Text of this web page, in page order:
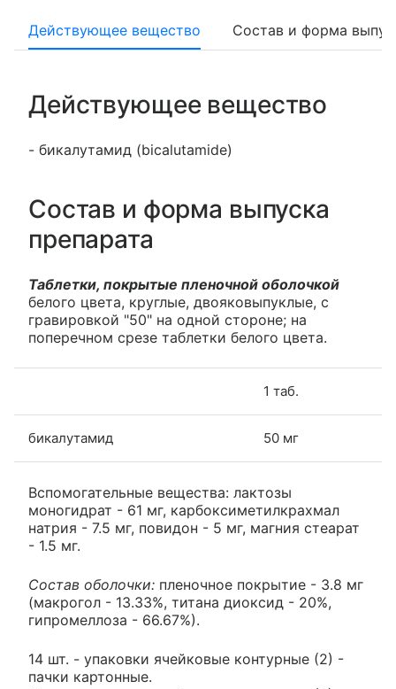
Действующее вещество Состав и форма
Действующее вещество
- бикалутамид (bicalutamide)
Состав и форма выпуска
препарата
Таблетки, покрытые пленочной оболочкой
белого цвета, круглые, двояковыпуклые, с
гравировкой "50" на одной стороне; на
поперечном срезе таблетки белого цвета.
1 таб.
бикалутамид 50 мг
Вспомогательные вещества: лактозы
моногидрат - 61 мг, карбоксиметилкрахмал
натрия - 7.5 мг, повидон - 5 мг, магния стеарат
- 1.5 мг.
Состав оболочки: пленочное покрытие - 3.8 мг
(макрогол - 13.33%, титана диоксид - 20%,
гипромеллоза - 66.67%).
14 шт. - упаковки ячейковые контурные (2) -
пачки картонные.